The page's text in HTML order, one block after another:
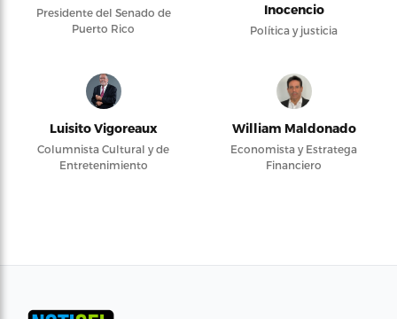
Presidente del Senado de
Puerto Rico
Inocencio
Política y justicia
Luisito Vigoreaux
Columnista Cultural y de
Entretenimiento
William Maldonado
Economista y Estratega
Financiero